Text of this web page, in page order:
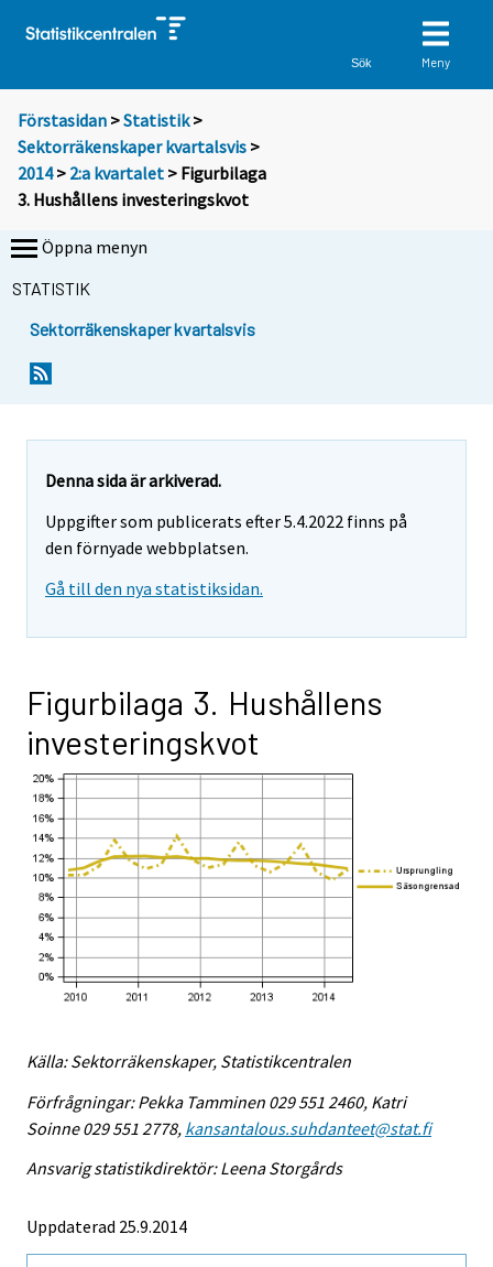
Sök Meny
Förstasidan >Statistik >
Sektorräkenskaper kvartalsvis >
2014> 2:a kvartalet > Figurbilaga
3. Hushållens investeringskvot
Öppna menyn
STATISTIK
Sektorräkenskaper kvartalsvis
Denna sida är arkiverad.
Uppgifter som publicerats efter 5.4.2022 finns på
den förnyade webbplatsen.
Gå till den nya statistiksidan.
Figurbilaga 3. Hushållens
investeringskvot
Källa: Sektorräkenskaper, Statistikcentralen
Förfrågningar: Pekka Tamminen 029 551 2460, Katri
Soinne 029 551 2778, kansantalous.suhdanteet@stat.fi
Ansvarig statistikdirektör: Leena Storgårds
Uppdaterad 25.9.2014